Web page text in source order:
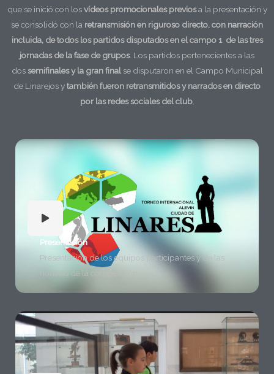
que se inició con losvídeos promocionales previosa la presentación y
se consolidó con la retransmisión en riguroso directo, con narración
incluida, de todos los partidos disputados en el campo 1 de las tres
jornadas de la fase de grupos. Los partidos pertenecientes a las
dossemifinales y la gran finalse disputaron en el Campo Municipal
de Linarejos ytambién fueron retransmitidos y narrados en directo
por las redes sociales del club.
Presentación
Presentación de los equipos participantes y de las
normas de la competición.